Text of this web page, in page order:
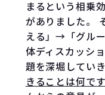
まるという相乗
がありました。
える」→「グル
体ディスカッシ
題を深堀してい
きることは何です